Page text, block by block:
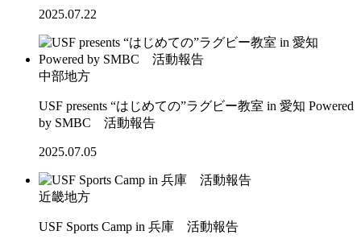
2025.07.22
中部地方
USF presents “はじめての”ラグビー教室 in 愛知 Powered
by SMBC 活動報告
2025.07.05
近畿地方
USF Sports Camp in 兵庫 活動報告